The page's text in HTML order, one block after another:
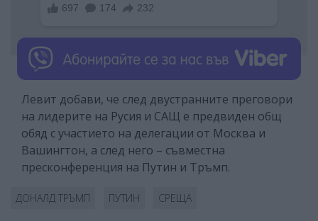
Левит добави, че след двустранните преговори
на лидерите на Русия и САЩ е предвиден общ
обяд с участието на делегации от Москва и
Вашингтон, а след него – съвместна
пресконференция на Путин и Тръмп.
ДОНАЛД ТРЪМП ПУТИН СРЕЩА